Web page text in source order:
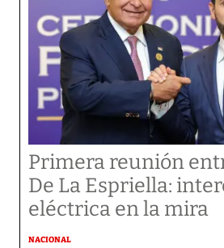
Primera reunión
De La Espriella:
eléctrica en la mira
NACIONAL